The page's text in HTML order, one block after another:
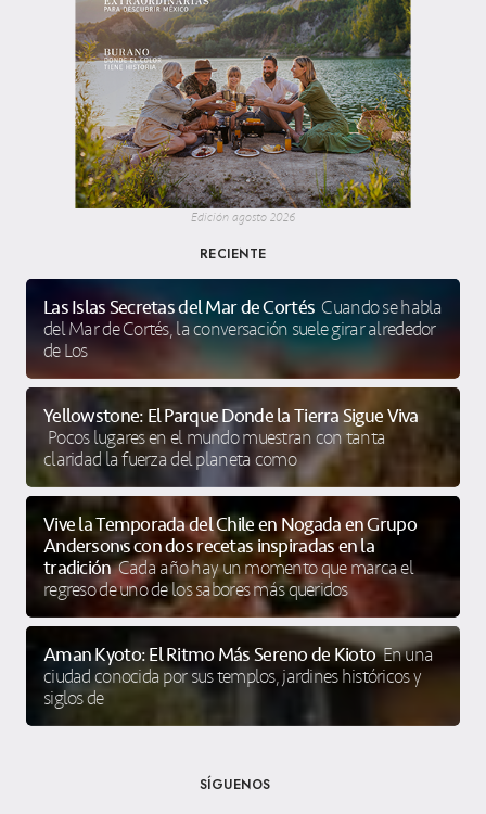
Edición agosto 2026
RECIENTE
Las Islas Secretas del Mar de Cortés Cuando se habla
del Mar de Cortés, la conversación suele girar alrededor
de Los
Yellowstone: El Parque Donde la Tierra Sigue Viva
Pocos lugares en el mundo muestran con tanta
claridad la fuerza del planeta como
Vive la Temporada del Chile en Nogada en Grupo
Anderson’s con dos recetas inspiradas en la
tradición Cada año hay un momento que marca el
regreso de uno de los sabores más queridos
Aman Kyoto: El Ritmo Más Sereno de Kioto En una
ciudad conocida por sus templos, jardines históricos y
siglos de
SÍGUENOS